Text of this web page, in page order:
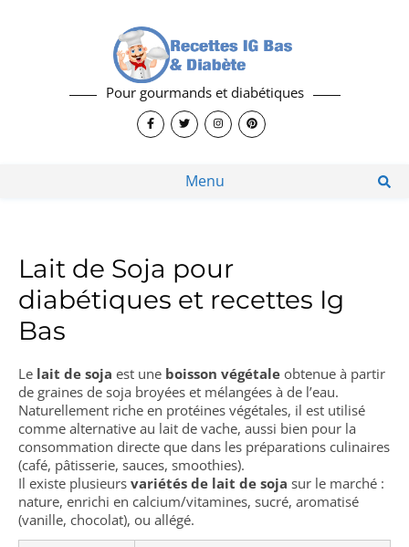
Pour gourmands et diabétiques
Menu
Lait de Soja pour
diabétiques et recettes Ig
Bas
Le lait de soja est une boisson végétale obtenue à partir
de graines de soja broyées et mélangées à de l’eau.
Naturellement riche en protéines végétales, il est utilisé
comme alternative au lait de vache, aussi bien pour la
consommation directe que dans les préparations culinaires
(café, pâtisserie, sauces, smoothies).
Il existe plusieurs variétés de lait de soja sur le marché :
nature, enrichi en calcium/vitamines, sucré, aromatisé
(vanille, chocolat), ou allégé.